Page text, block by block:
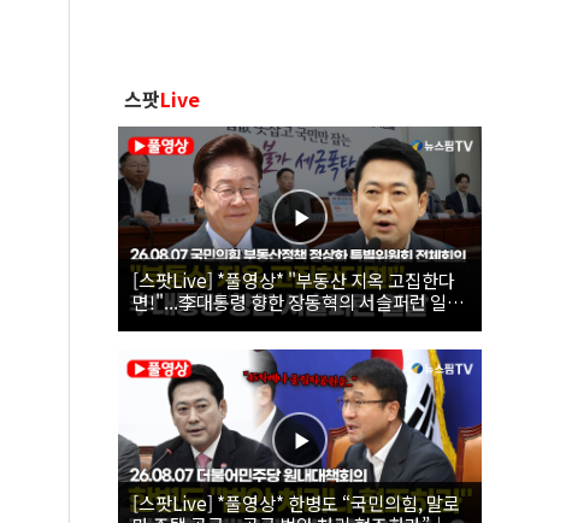
스팟Live
[스팟Live] *풀영상* "부동산 지옥 고집한다
면!"...李대통령 향한 장동혁의 서슬퍼런 일갈
| 26.08.07 국민의힘 부동산정책 정상화 특별
위원회 전체회의
[스팟Live] *풀영상* 한병도 “국민의힘, 말로